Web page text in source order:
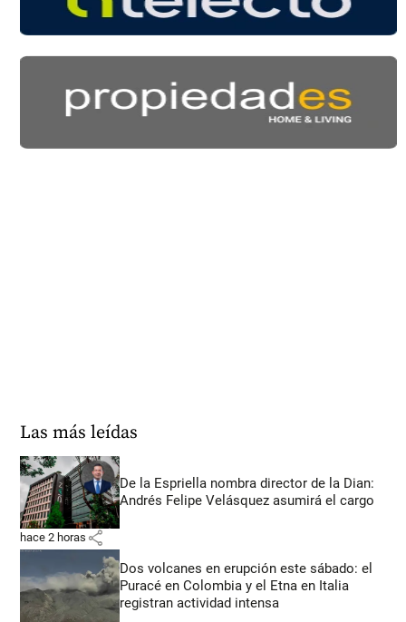
Las más leídas
De la Espriella nombra director de la Dian:
Andrés Felipe Velásquez asumirá el cargo
hace 2 horas share
Dos volcanes en erupción este sábado: el
Puracé en Colombia y el Etna en Italia
registran actividad intensa